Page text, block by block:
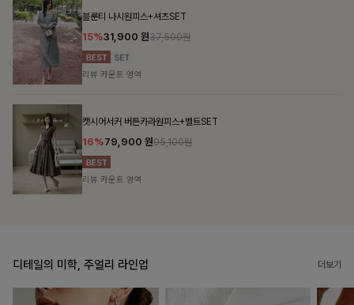
맨튼브이넥 스트링블라우스
10%34,900원38,700원
리뷰 카운트 영역
펜밋링클 배색블라우스
10%36,000 원39,900원
리뷰 카운트 영역
디테일의 미학, 주얼리 라인업 더보기